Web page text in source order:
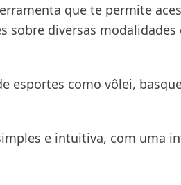
que te permite
sobre diversas modalidades
esportes como vôlei,
e intuitiva, com uma